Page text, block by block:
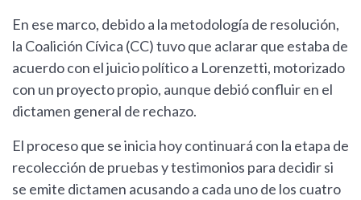
En ese marco, debido a la metodología de resolución,
la Coalición Cívica (CC) tuvo que aclarar que estaba de
acuerdo con el juicio político a Lorenzetti, motorizado
con un proyecto propio, aunque debió confluir en el
dictamen general de rechazo.
El proceso que se inicia hoy continuará con la etapa de
recolección de pruebas y testimonios para decidir si
se emite dictamen acusando a cada uno de los cuatro